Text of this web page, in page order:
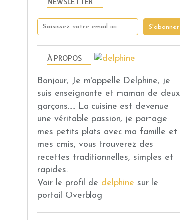
NEWSLETTER
À PROPOS
Bonjour, Je m'appelle Delphine, je
suis enseignante et maman de deux
garçons..... La cuisine est devenue
une véritable passion, je partage
mes petits plats avec ma famille et
mes amis, vous trouverez des
recettes traditionnelles, simples et
rapides.
Voir le profil de delphine sur le
portail Overblog